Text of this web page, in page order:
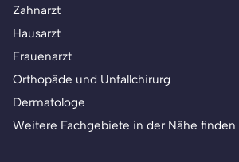
Zahnarzt
Hausarzt
Frauenarzt
Orthopäde und Unfallchirurg
Dermatologe
Weitere Fachgebiete in der Nähe finden